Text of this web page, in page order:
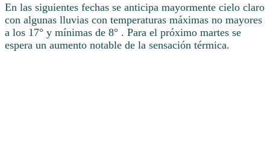
En las siguientes fechas se anticipa mayormente cielo claro
con algunas lluvias con temperaturas máximas no mayores
a los 17° y mínimas de 8° . Para el próximo martes se
espera un aumento notable de la sensación térmica.